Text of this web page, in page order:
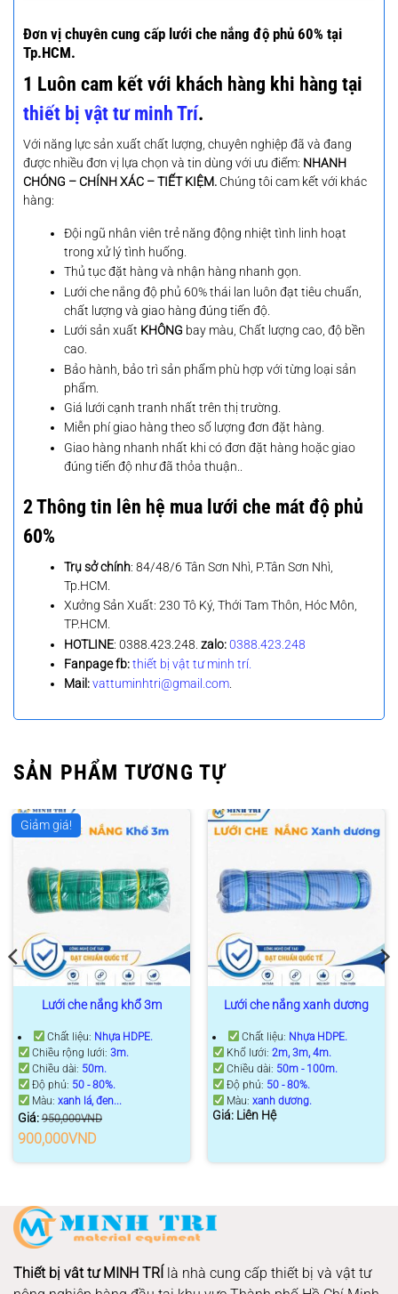
Đơn vị chuyên cung cấp lưới che nắng độ phủ 60% tại
Tp.HCM.
1 Luôn cam kết với khách hàng khi hàng tại
thiết bị vật tư minh Trí.
Với năng lực sản xuất chất lượng, chuyên nghiệp đã và đang
được nhiều đơn vị lựa chọn và tin dùng với ưu điểm: NHANH
CHÓNG – CHÍNH XÁC – TIẾT KIỆM. Chúng tôi cam kết với khác
hàng:
Đội ngũ nhân viên trẻ năng động nhiệt tình linh hoạt
trong xử lý tình huống.
Thủ tục đặt hàng và nhận hàng nhanh gọn.
Lưới che nắng độ phủ 60% thái lan luôn đạt tiêu chuẩn,
chất lượng và giao hàng đúng tiến độ.
Lưới sản xuất KHÔNG bay màu, Chất lượng cao, độ bền
cao.
Bảo hành, bảo trì sản phẩm phù hợp với từng loại sản
phẩm.
Giá lưới cạnh tranh nhất trên thị trường.
Miễn phí giao hàng theo số lượng đơn đặt hàng.
Giao hàng nhanh nhất khi có đơn đặt hàng hoặc giao
đúng tiến độ như đã thỏa thuận..
2 Thông tin lên hệ mua lưới che mát độ phủ
60%
Trụ sở chính: 84/48/6 Tân Sơn Nhì, P.Tân Sơn Nhì,
Tp.HCM.
Xưởng Sản Xuất: 230 Tô Ký, Thới Tam Thôn, Hóc Môn,
TP.HCM.
HOTLINE: 0388.423.248.zalo:0388.423.248
Fanpage fb:thiết bị vật tư minh trí.
Mail:vattuminhtri@gmail.com.
SẢN PHẨM TƯƠNG TỰ
Giảm giá!
Lưới che nắng khổ 3m
Chất liệu: Nhựa HDPE.
Chiều rộng lưới:3m.
Chiều dài: 50m.
Độ phủ: 50 - 80%.
Màu:xanh lá, đen...
Giá:950,000VND
Giá
gốc
950,000VND.
900,000VNDGiá
hiện
là:
Lưới che nắng xanh dương
Chất liệu: Nhựa HDPE.
Khổ lưới:2m, 3m, 4m.
Chiều dài: 50m - 100m.
Độ phủ: 50 - 80%.
Màu:xanh dương.
Giá: Liên Hệ
Thiết bị vât tư MINH TRÍ là nhà cung cấp thiết bị và vật tư